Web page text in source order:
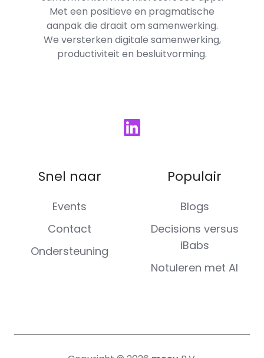
Met een positieve en pragmatische
aanpak die draait om samenwerking.
We versterken digitale samenwerking,
productiviteit en besluitvorming.
Snel naar
Events
Contact
Ondersteuning
Populair
Blogs
Decisions versus
iBabs
Notuleren met AI